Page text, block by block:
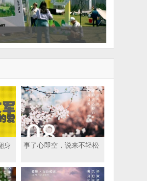
身
事了心即空，说来不轻松